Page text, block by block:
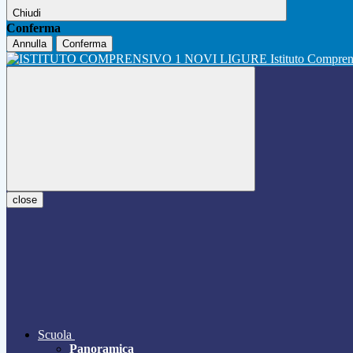
Chiudi
Conferma
Annulla Conferma
Istituto
close
Scuola
Panoramica